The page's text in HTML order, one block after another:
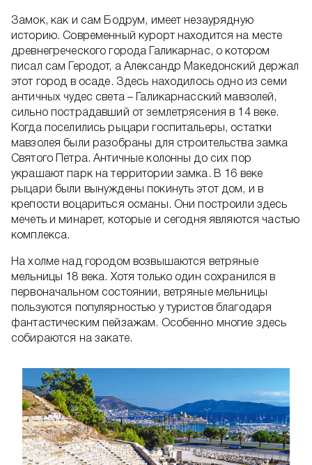
Замок, как и сам Бодрум, имеет незаурядную
историю. Современный курорт находится на месте
древнегреческого города Галикарнас, о котором
писал сам Геродот, а Александр Македонский держал
этот город в осаде. Здесь находилось одно из семи
античных чудес света – Галикарнасский мавзолей,
сильно пострадавший от землетрясения в 14 веке.
Когда поселились рыцари госпитальеры, остатки
мавзолея были разобраны для строительства замка
Святого Петра. Античные колонны до сих пор
украшают парк на территории замка. В 16 веке
рыцари были вынуждены покинуть этот дом, и в
крепости воцариться османы. Они построили здесь
мечеть и минарет, которые и сегодня являются частью
комплекса.
На холме над городом возвышаются ветряные
мельницы 18 века. Хотя только один сохранился в
первоначальном состоянии, ветряные мельницы
пользуются популярностью у туристов благодаря
фантастическим пейзажам. Особенно многие здесь
собираются на закате.